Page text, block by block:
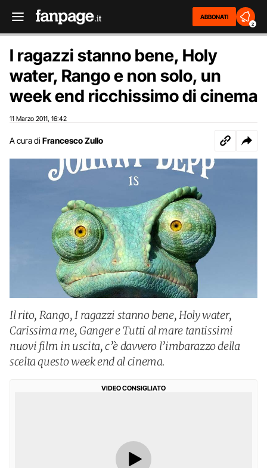
ABBONATI
2
I ragazzi stanno bene, Holy
water, Rango e non solo, un
week end ricchissimo di cinema
11 Marzo 2011 16:42
A cura di Francesco Zullo
Il rito, Rango, I ragazzi stanno bene, Holy water,
Carissima me, Ganger e Tutti al mare tantissimi
nuovi film in uscita, c’è davvero l’imbarazzo della
scelta questo week end al cinema.
VIDEO CONSIGLIATO